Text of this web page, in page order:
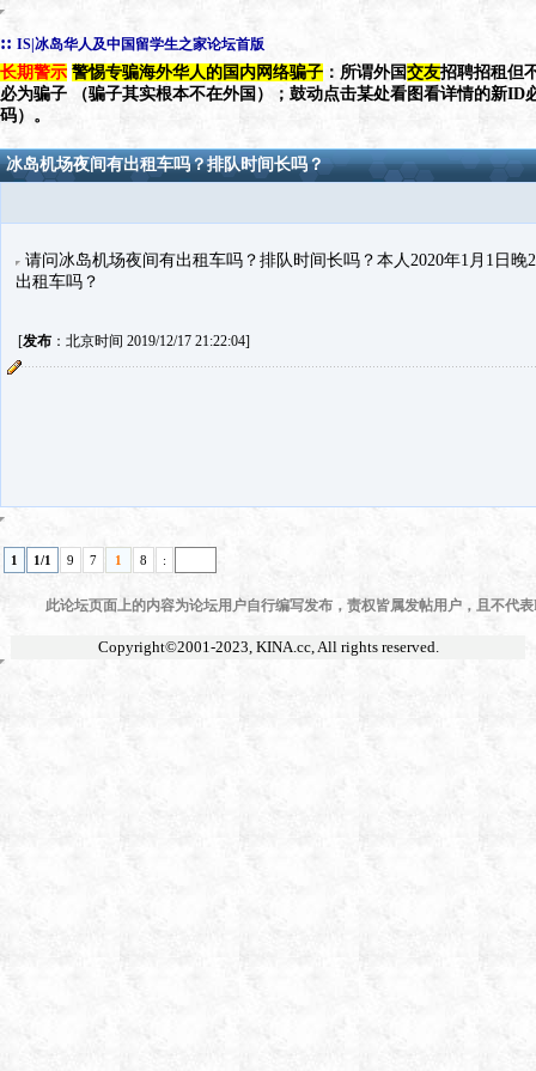
:: IS|冰岛华人及中国留学生之家论坛首版
长期警示 警惕专骗海外华人的国内网络骗子 ：所谓外国交友招聘招租但
必为骗子 （骗子其实根本不在外国）；鼓动点击某处看图看详情的新ID
码）。
冰岛机场夜间有出租车吗？排队时间长吗？
请问冰岛机场夜间有出租车吗？排队时间长吗？本人2020年1月1日
出租车吗？
[发布：北京时间 2019/12/17 21:22:04]
1 1/1 9 7 1 8 :
此论坛页面上的内容为论坛用户自行编写发布，责权皆属发帖用户，且不代
Copyright©2001-2023, KINA.cc, All rights reserved.